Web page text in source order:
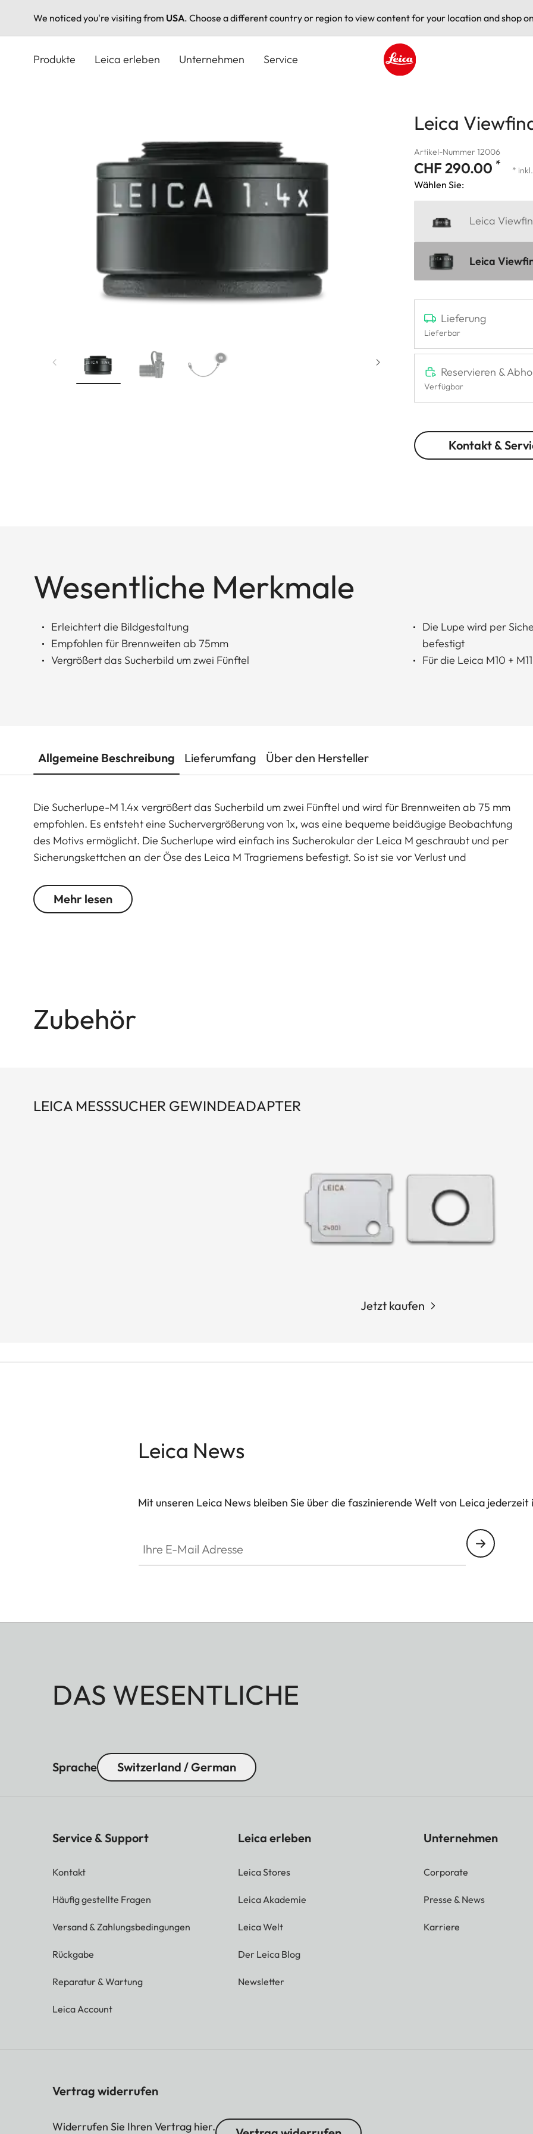
We noticed you're visiting from USA. Choose a different country or region to view content for your location and shop
Produkte Leica erleben Unternehmen Service
Leica
Artikel-Nummer 12006
CHF 290.00 * *
Wählen Sie:
Leica
Leica
Lieferung
Lieferbar
Reservieren &
Verfügbar
Kontakt &
Wesentliche Merkmale
Erleichtert die Bildgestaltung
Empfohlen für Brennweiten ab 75mm
Vergrößert das Sucherbild um zwei Fünftel
Die Lupe wird per
befestigt
Für die Leica M10 +
Allgemeine Beschreibung Lieferumfang Über den Hersteller
Die Sucherlupe-M 1.4x vergrößert das Sucherbild um zwei Fünftel und wird für Brennweiten ab 75 mm
empfohlen. Es entsteht eine Suchervergrößerung von 1x, was eine bequeme beidäugige Beobachtung
des Motivs ermöglicht. Die Sucherlupe wird einfach ins Sucherokular der Leica M geschraubt und per
Sicherungskettchen an der Öse des Leica M Tragriemens befestigt. So ist sie vor Verlust und
Für die Leica M10 + M11 ist die Verwendung mit dem Okular Gewindeadapter (24001) möglich.
Mehr lesen
Zubehör
LEICA MESSSUCHER GEWINDEADAPTER
Jetzt kaufen
Leica News
Mit unseren Leica News bleiben Sie über die faszinierende Welt von Leica
DAS WESENTLICHE
Sprache Switzerland / German
Service & Support
Kontakt
Häufig gestellte Fragen
Versand & Zahlungsbedingungen
Rückgabe
Reparatur & Wartung
Leica Account
Leica erleben
Leica Stores
Leica Akademie
Leica Welt
Der Leica Blog
Newsletter
Unternehmen
Corporate
Presse & News
Karriere
Vertrag widerrufen
Widerrufen Sie Ihren Vertrag hier.